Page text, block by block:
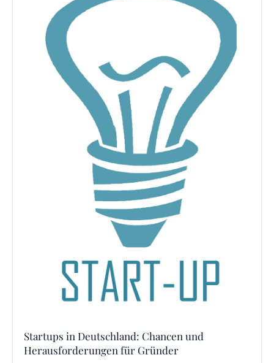
Startups in Deutschland: Chancen und
Herausforderungen für Gründer